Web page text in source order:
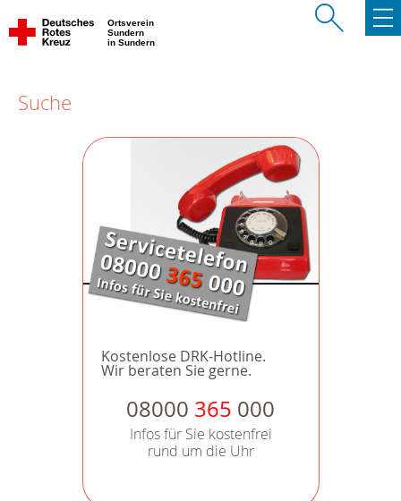
Ortsverein
Sundern
in Sundern
Suche
Kostenlose DRK-Hotline.
Wir beraten Sie gerne.
08000 365 000
Infos für Sie kostenfrei
rund um die Uhr